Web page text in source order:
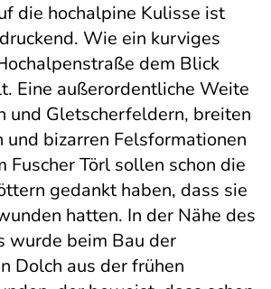
die hochalpine Kulisse ist
Wie ein kurviges
dem Blick
Eine außerordentliche Weite
und Gletscherfeldern, breiten
und bizarren Felsformationen
Fuscher Törl sollen schon die
gedankt haben, dass sie
hatten. In der Nähe des
wurde beim Bau der
Dolch aus der frühen